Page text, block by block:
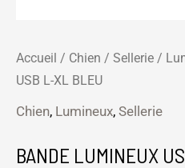
Accueil / Chien / Sellerie /
USB L-XL BLEU
Chien, Lumineux, Sellerie
BANDE LUMINEUX